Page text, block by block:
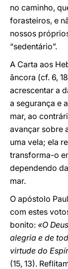
no caminho,
forasteiros, e
nossos
“sedentário”.
A Carta aos
âncora (cf. 6,
acrescentar a
a segurança e
mar, ao
avançar sobre
uma vela; ela
transforma-o
dependendo
mar.
O apóstolo
com estes
bonito: «O
alegria e de
virtude do
(15, 13).